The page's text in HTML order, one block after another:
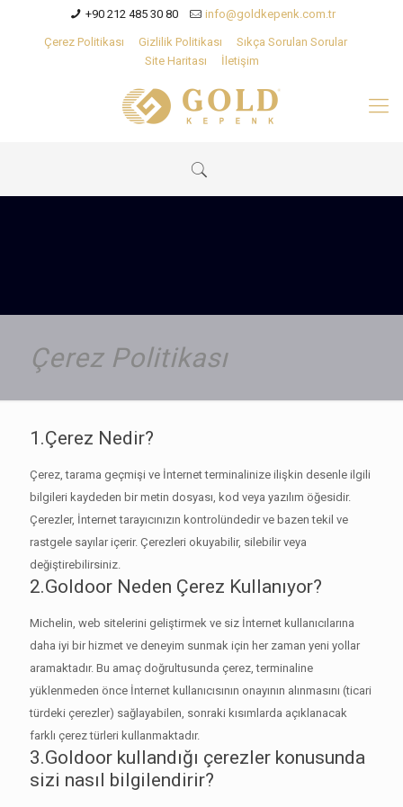
+90 212 485 30 80 info@goldkepenk.com.tr
Çerez Politikası Gizlilik Politikası
Sıkça Sorulan Sorular
Site Haritası
İletişim
Çerez Politikası
1.Çerez Nedir?
Çerez, tarama geçmişi ve İnternet terminalinize ilişkin desenle ilgili
bilgileri kaydeden bir metin dosyası, kod veya yazılım öğesidir.
Çerezler, İnternet tarayıcınızın kontrolündedir ve bazen tekil ve
rastgele sayılar içerir. Çerezleri okuyabilir, silebilir veya
değiştirebilirsiniz.
2.Goldoor Neden Çerez Kullanıyor?
Michelin, web sitelerini geliştirmek ve siz İnternet kullanıcılarına
daha iyi bir hizmet ve deneyim sunmak için her zaman yeni yollar
aramaktadır. Bu amaç doğrultusunda çerez, terminaline
yüklenmeden önce İnternet kullanıcısının onayının alınmasını (ticari
türdeki çerezler) sağlayabilen, sonraki kısımlarda açıklanacak
farklı çerez türleri kullanmaktadır.
3.Goldoor kullandığı çerezler konusunda
sizi nasıl bilgilendirir?